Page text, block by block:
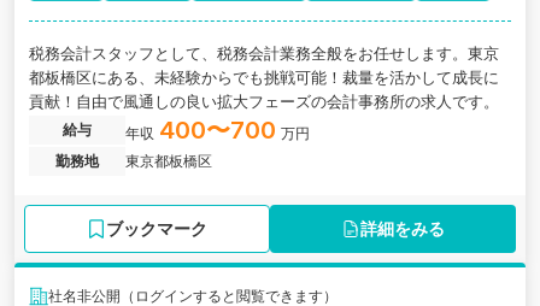
税務会計スタッフとして、税務会計業務全般をお任せします。東京
都板橋区にある、未経験からでも挑戦可能！裁量を活かして成長に
貢献！自由で風通しの良い拡大フェーズの会計事務所の求人です。
給与 年収 400〜700 万円
勤務地
東京都板橋区
ブックマーク 詳細をみる
社名非公開（ログインすると閲覧できます）